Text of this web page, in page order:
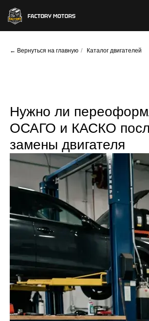
← Вернуться на главную / Каталог двигателей
Нужно ли
ОСАГО и КАСКО
замены двигателя